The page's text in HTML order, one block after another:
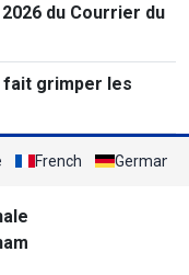
du Courrier du
fait grimper les
French German